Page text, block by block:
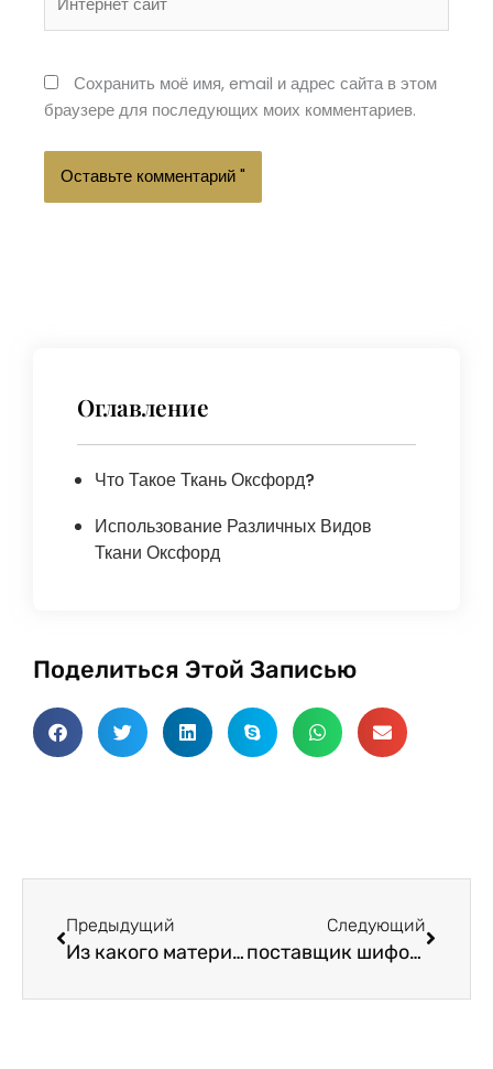
сайт
Сохранить моё имя, email и адрес сайта в этом
браузере для последующих моих комментариев.
Оглавление
Что Такое Ткань Оксфорд?
Использование Различных Видов
Ткани Оксфорд
Поделиться Этой Записью
Предыдущий
Из какого материала персиковая ткань?
Следующий
поставщик шифоновой ткани: 3 подробное введение шифоновой ткани